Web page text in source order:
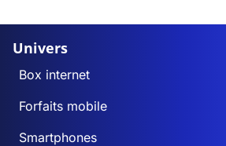
Univers
Box internet
Forfaits mobile
Smartphones